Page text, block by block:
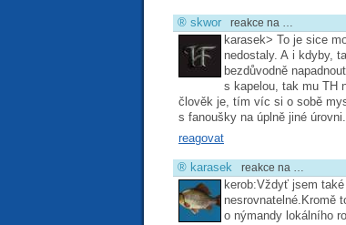
® skwor reakce na …
karasek> To je sice
nedostaly. A i kdyby,
bezdůvodně
s kapelou, tak mu TH
člověk je, tím víc si o sobě
s fanoušky na úplně jiné úrovni.
reagovat
® karasek reakce na …
kerob:Vždyť jsem
nesrovnatelné.Kromě
o nýmandy lokálního